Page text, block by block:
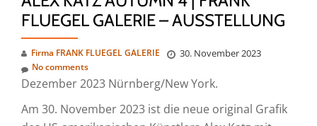
FLUEGEL GALERIE – AUSSTELLUNG
Firma FRANK FLUEGEL GALERIE 30. November 2023
No comments
Dezember 2023 Nürnberg/New York.
Am 30. November 2023 ist die neue original Grafik